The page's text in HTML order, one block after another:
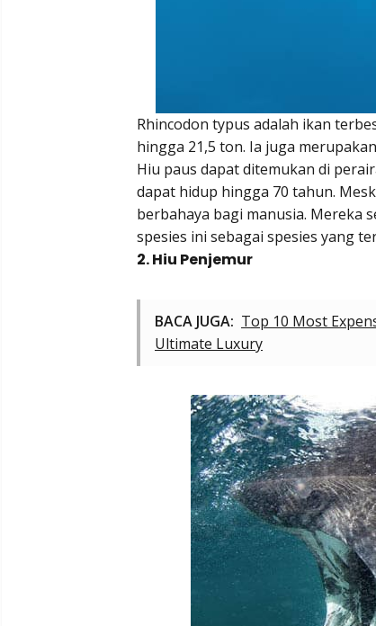
Rhincodon typus adalah ikan
hingga 21,5 ton. Ia juga
Hiu paus dapat ditemukan di
dapat hidup hingga 70 tahun.
berbahaya bagi manusia. Mereka
spesies ini sebagai spesies yang
2. Hiu Penjemur
BACA JUGA: Top 10 Most
Ultimate Luxury